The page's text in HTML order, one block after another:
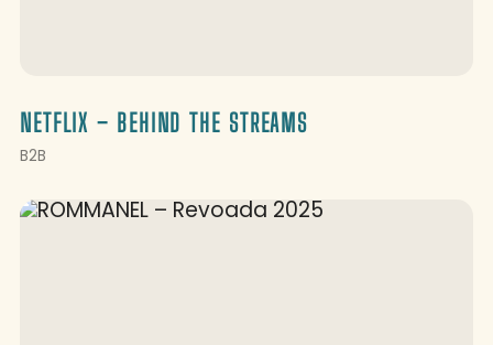
NETFLIX – BEHIND THE STREAMS
B2B